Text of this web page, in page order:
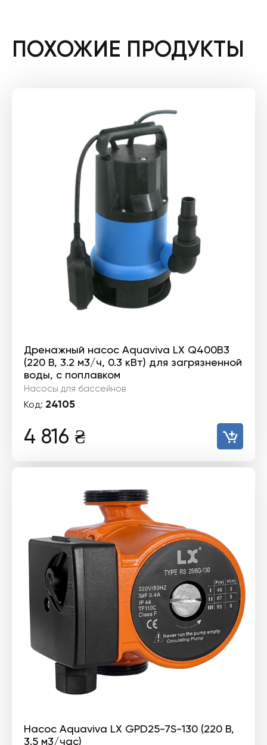
ПОХОЖИЕ ПРОДУКТЫ
Дренажный насос Aquaviva LX Q400B3
(220 В, 3.2 м3/ч, 0.3 кВт) для загрязненной
воды, с поплавком
Насосы для бассейнов
Код: 24105
4 816 ₴
Насос Aquaviva LX GPD25-7S-130 (220 В,
3.5 м3/час)